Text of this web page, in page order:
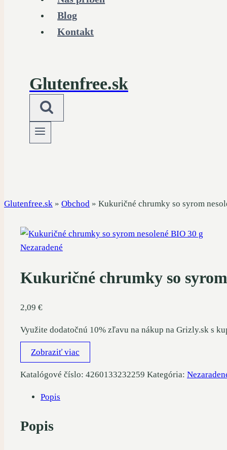
Blog
Kontakt
Glutenfree.sk
Glutenfree.sk » Obchod » Kukuričné ​​chrumky so syrom
Nezaradené
Kukuričné ​​chrumky so
2,09 €
Využite dodatočnú 10% zľavu na nákup na Grizly.sk s
Zobraziť viac
Katalógové číslo: 4260133232259 Kategória:
Popis
Popis